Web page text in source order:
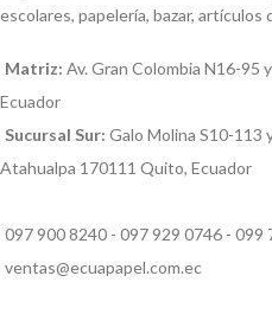
escolares, papelería, bazar,
Matriz: Av. Gran Colombia N16-95
Ecuador
Sucursal Sur: Galo Molina S10-113
Atahualpa 170111 Quito, Ecuador
097 900 8240 - 097 929 0746 - 099
ventas@ecuapapel.com.ec